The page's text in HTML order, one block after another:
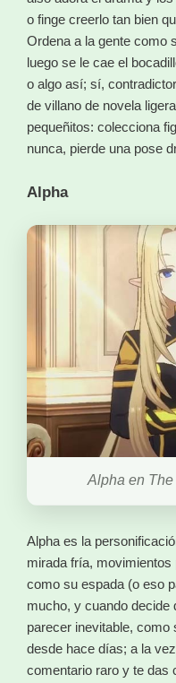
o finge creerlo tan bien
Ordena a la gente como
luego se le cae el
o algo así; sí,
de villano de novela
pequeñitos: colecciona
nunca, pierde una pose
Alpha
Alpha en
Alpha es la
mirada fría,
como su espada (o eso
mucho, y cuando decide
parecer inevitable, como
desde hace días; a la
comentario raro y te das